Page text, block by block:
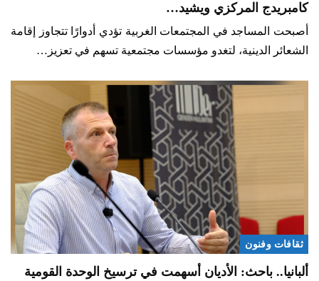
كامبريدج المركزي ويشيد…
أصبحت المساجد في المجتمعات الغربية تؤدي أدوارًا تتجاوز إقامة
الشعائر الدينية، لتغدو مؤسسات مجتمعية تسهم في تعزيز…
ثقافات وفنون
ألبانيا.. باحث: الأديان أسهمت في ترسيخ الوحدة القومية